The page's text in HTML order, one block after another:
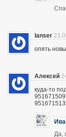
lanser
опять
Алексей
куда-то
Да,